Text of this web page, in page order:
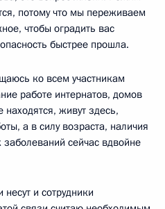
потому что мы переживаем
чтобы оградить вас
быстрее прошла.
ко всем участникам
работе интернатов, домов
живут здесь,
а в силу возраста, наличия
заболеваний сейчас вдвойне
и сотрудники